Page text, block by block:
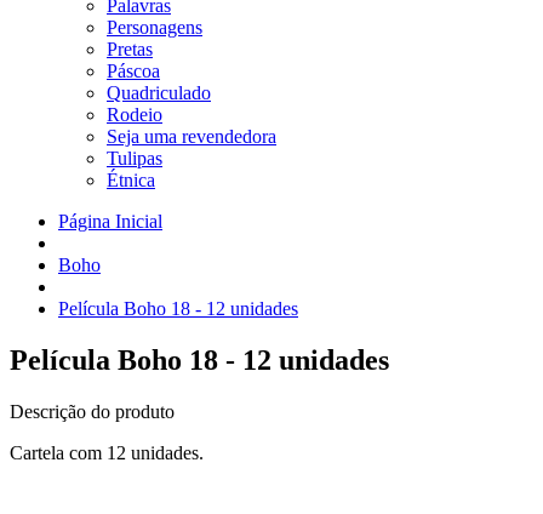
Palavras
Personagens
Pretas
Páscoa
Quadriculado
Rodeio
Seja uma revendedora
Tulipas
Étnica
Página Inicial
Boho
Película Boho 18 - 12 unidades
Película Boho 18 - 12 unidades
Descrição do produto
Cartela com 12 unidades.